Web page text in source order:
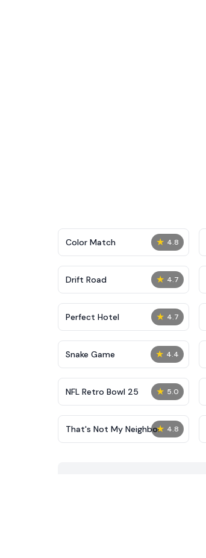
★ 4.8
Color Match
★ 4.7
Drift Road
★ 4.7
Perfect Hotel
★ 4.4
Snake Game
★ 5.0
NFL Retro Bowl 25
★ 4.8
That's Not My Neighbor